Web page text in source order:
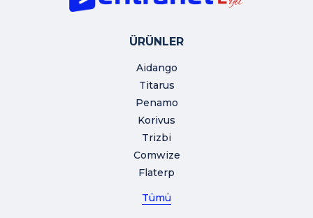
ÜRÜNLER
Aidango
Titarus
Penamo
Korivus
Trizbi
Comwize
Flaterp
Tümü